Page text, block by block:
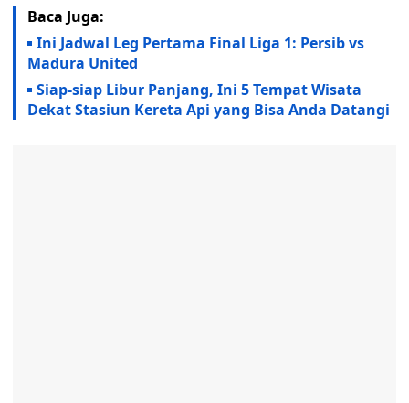
Baca Juga:
Ini Jadwal Leg Pertama Final Liga 1: Persib vs
Madura United
Siap-siap Libur Panjang, Ini 5 Tempat Wisata
Dekat Stasiun Kereta Api yang Bisa Anda Datangi